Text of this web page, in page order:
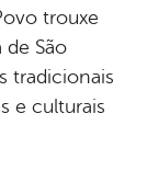
trouxe
de São
tradicionais
e culturais